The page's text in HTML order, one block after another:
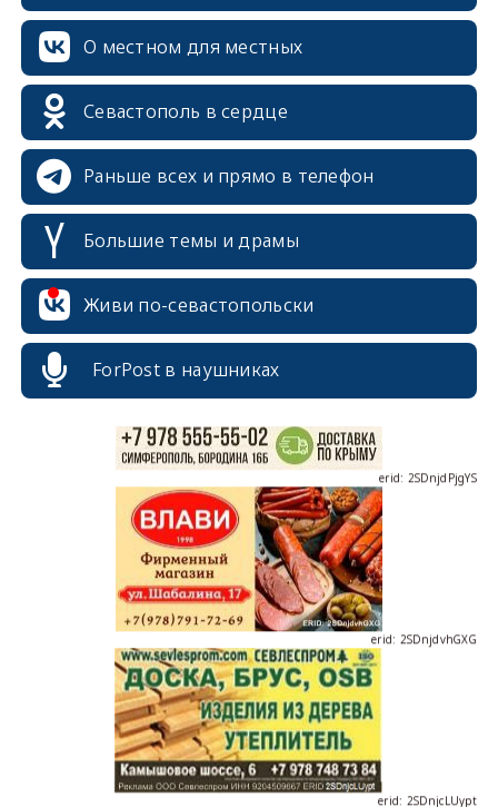
О местном для местных
Севастополь в сердце
Раньше всех и прямо в телефон
Большие темы и драмы
Живи по-севастопольски
ForPost в наушниках
erid: 2SDnjcrDNw6
erid: 2SDnjdvhGXG
erid: 2SDnjcLUypt